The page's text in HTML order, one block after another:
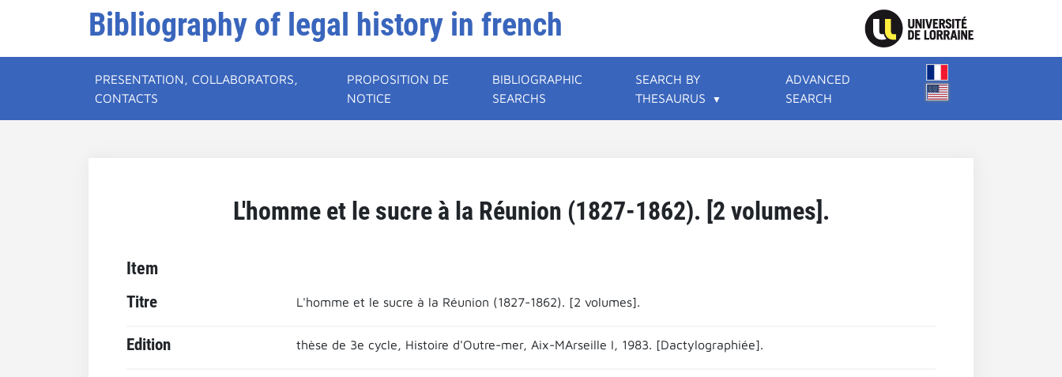
Bibliography of legal history in french
PRESENTATION, COLLABORATORS,
CONTACTS
PROPOSITION DE
NOTICE
BIBLIOGRAPHIC
SEARCHS
SEARCH BY
THESAURUS
ADVANCED
SEARCH
L'homme et le sucre à la Réunion (1827-1862). [2 volumes].
Item
Titre L'homme et le sucre à la Réunion (1827-1862). [2 volumes].
Edition thèse de 3e cycle, Histoire d'Outre-mer, Aix-MArseille I, 1983. [Dactylographiée].